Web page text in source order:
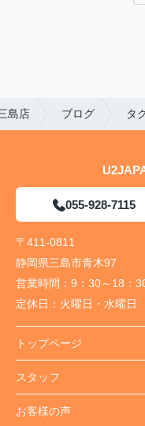
島店 ブログ タ
055-928-7115
〒411-0811
静岡県三島市青木97
営業時間： 9：30～18：
定休日： 火曜日・水曜日
トップページ
スタッフ
お客様の声